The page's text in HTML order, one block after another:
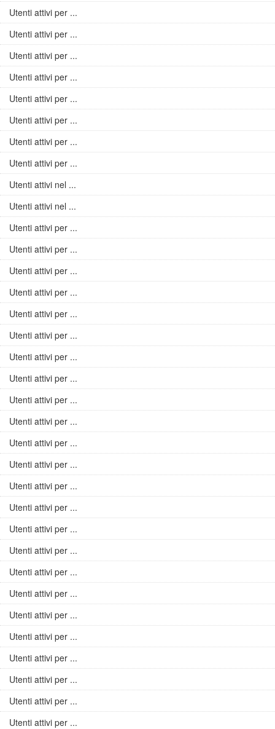
Utenti attivi per ...
Utenti attivi per ...
Utenti attivi per ...
Utenti attivi per ...
Utenti attivi per ...
Utenti attivi per ...
Utenti attivi per ...
Utenti attivi per ...
Utenti attivi nel ...
Utenti attivi nel ...
Utenti attivi per ...
Utenti attivi per ...
Utenti attivi per ...
Utenti attivi per ...
Utenti attivi per ...
Utenti attivi per ...
Utenti attivi per ...
Utenti attivi per ...
Utenti attivi per ...
Utenti attivi per ...
Utenti attivi per ...
Utenti attivi per ...
Utenti attivi per ...
Utenti attivi per ...
Utenti attivi per ...
Utenti attivi per ...
Utenti attivi per ...
Utenti attivi per ...
Utenti attivi per ...
Utenti attivi per ...
Utenti attivi per ...
Utenti attivi per ...
Utenti attivi per ...
Utenti attivi per ...